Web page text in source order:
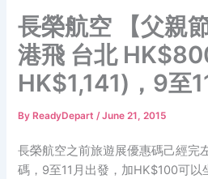
長榮航空 【父親
港飛 台北
HK$1,141)，9至
By ReadyDepart/June 21, 2015
長榮航空之前旅遊展優惠碼己經完
碼，9至11月出發，加HK$100可